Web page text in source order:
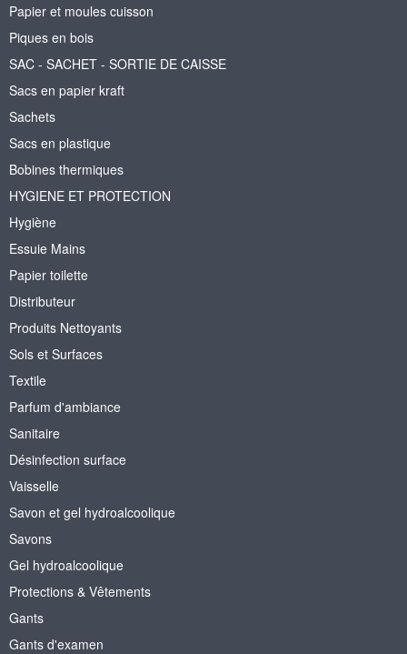
Papier et moules cuisson
Piques en bois
SAC - SACHET - SORTIE DE CAISSE
Sacs en papier kraft
Sachets
Sacs en plastique
Bobines thermiques
HYGIENE ET PROTECTION
Hygiène
Essuie Mains
Papier toilette
Distributeur
Produits Nettoyants
Sols et Surfaces
Textile
Parfum d'ambiance
Sanitaire
Désinfection surface
Vaisselle
Savon et gel hydroalcoolique
Savons
Gel hydroalcoolique
Protections & Vêtements
Gants
Gants d'examen